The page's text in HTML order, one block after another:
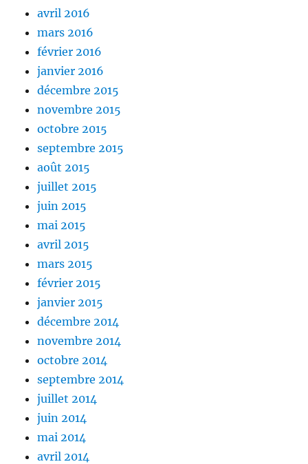
avril 2016
mars 2016
février 2016
janvier 2016
décembre 2015
novembre 2015
octobre 2015
septembre 2015
août 2015
juillet 2015
juin 2015
mai 2015
avril 2015
mars 2015
février 2015
janvier 2015
décembre 2014
novembre 2014
octobre 2014
septembre 2014
juillet 2014
juin 2014
mai 2014
avril 2014